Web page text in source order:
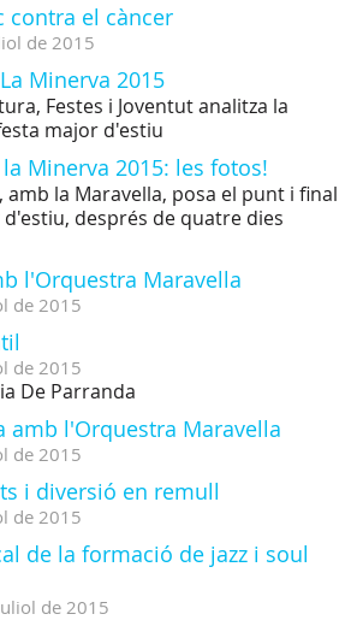
contra el càncer
de 2015
Minerva 2015
Festes i Joventut analitza la
major d'estiu
Minerva 2015: les fotos!
amb la Maravella, posa el punt i final
després de quatre dies
l'Orquestra Maravella
de 2015
de 2015
De Parranda
amb l'Orquestra Maravella
de 2015
i diversió en remull
de 2015
de la formació de jazz i soul
de 2015